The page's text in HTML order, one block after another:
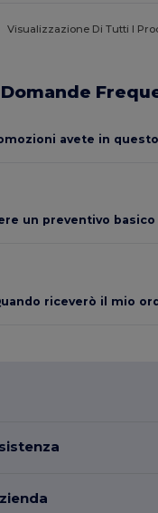
Visualizzazione Di Tutti I
Domande
avete in
un preventivo
riceverò il mio